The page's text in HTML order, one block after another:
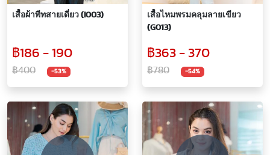
เสื้อผ้าพีทสายเดี่ยว (I003)
฿186 - 190
฿400 -53%
เสื้อไหมพรมคลุมลายเขียว
(G013)
฿363 - 370
฿780 -54%